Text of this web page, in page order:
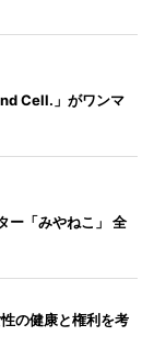
Cell.」がワンマ
ー「みやねこ」 全
の健康と権利を考